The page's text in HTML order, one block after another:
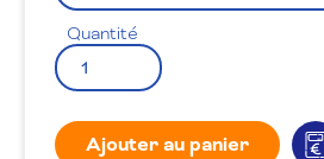
Quantité
Ajouter au panier